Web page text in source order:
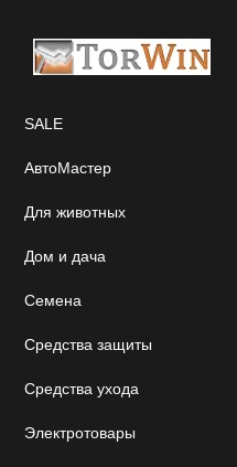
SALE
АвтоМастер
Для животных
Дом и дача
Семена
Средства защиты
Средства ухода
Электротовары